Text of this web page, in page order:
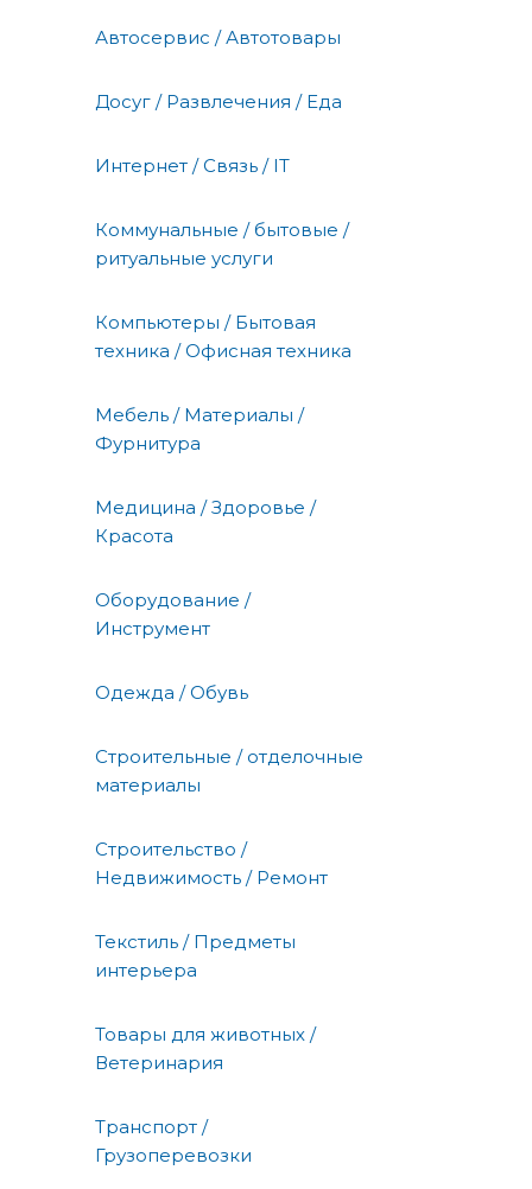
Автосервис / Автотовары
Досуг / Развлечения / Еда
Интернет / Связь / IT
Коммунальные / бытовые /
ритуальные услуги
Компьютеры / Бытовая
техника / Офисная техника
Мебель / Материалы /
Фурнитура
Медицина / Здоровье /
Красота
Оборудование /
Инструмент
Одежда / Обувь
Строительные / отделочные
материалы
Строительство /
Недвижимость / Ремонт
Текстиль / Предметы
интерьера
Товары для животных /
Ветеринария
Транспорт /
Грузоперевозки